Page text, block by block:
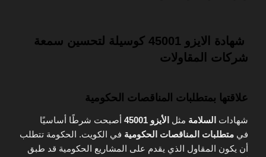
شهادة الايزو 45001 كوسيلة لتحسين سمعة
شركات المقاولات
علاقتها بمتطلبات المناقصات الحكومية
شهادات السلامة مثل الأيزو 45001
أصبحت شرطًا أساسيًا
في متطلبات المناقصات الحكومية في الكويت. الحكومة تتطلب
أن يكون المقاول الذي يقدم على المشاريع الحكومية قد طبق